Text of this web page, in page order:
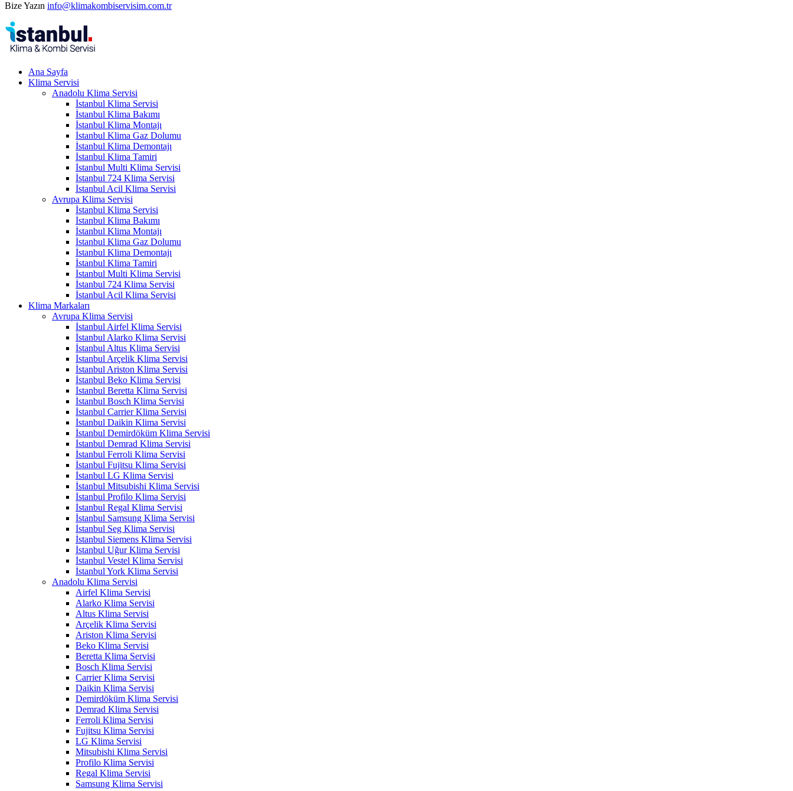
Bize Yazın info@klimakombiservisim.com.tr
Ana Sayfa
Klima Servisi
Anadolu Klima Servisi
İstanbul Klima Servisi
İstanbul Klima Bakımı
İstanbul Klima Montajı
İstanbul Klima Gaz Dolumu
İstanbul Klima Demontajı
İstanbul Klima Tamiri
İstanbul Multi Klima Servisi
İstanbul 724 Klima Servisi
İstanbul Acil Klima Servisi
Avrupa Klima Servisi
İstanbul Klima Servisi
İstanbul Klima Bakımı
İstanbul Klima Montajı
İstanbul Klima Gaz Dolumu
İstanbul Klima Demontajı
İstanbul Klima Tamiri
İstanbul Multi Klima Servisi
İstanbul 724 Klima Servisi
İstanbul Acil Klima Servisi
Klima Markaları
Avrupa Klima Servisi
İstanbul Airfel Klima Servisi
İstanbul Alarko Klima Servisi
İstanbul Altus Klima Servisi
İstanbul Arçelik Klima Servisi
İstanbul Ariston Klima Servisi
İstanbul Beko Klima Servisi
İstanbul Beretta Klima Servisi
İstanbul Bosch Klima Servisi
İstanbul Carrier Klima Servisi
İstanbul Daikin Klima Servisi
İstanbul Demirdöküm Klima Servisi
İstanbul Demrad Klima Servisi
İstanbul Ferroli Klima Servisi
İstanbul Fujitsu Klima Servisi
İstanbul LG Klima Servisi
İstanbul Mitsubishi Klima Servisi
İstanbul Profilo Klima Servisi
İstanbul Regal Klima Servisi
İstanbul Samsung Klima Servisi
İstanbul Seg Klima Servisi
İstanbul Siemens Klima Servisi
İstanbul Uğur Klima Servisi
İstanbul Vestel Klima Servisi
İstanbul York Klima Servisi
Anadolu Klima Servisi
Airfel Klima Servisi
Alarko Klima Servisi
Altus Klima Servisi
Arçelik Klima Servisi
Ariston Klima Servisi
Beko Klima Servisi
Beretta Klima Servisi
Bosch Klima Servisi
Carrier Klima Servisi
Daikin Klima Servisi
Demirdöküm Klima Servisi
Demrad Klima Servisi
Ferroli Klima Servisi
Fujitsu Klima Servisi
LG Klima Servisi
Mitsubishi Klima Servisi
Profilo Klima Servisi
Regal Klima Servisi
Samsung Klima Servisi